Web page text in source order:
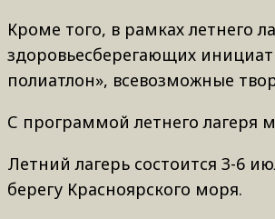
Кроме того, в рамках летнего
здоровьесберегающих
полиатлон», всевозможные
С программой летнего лагеря
Летний лагерь состоится 3-6
берегу Красноярского моря.